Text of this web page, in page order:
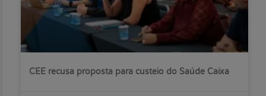
CEE recusa proposta para custeio do Saúde Caixa